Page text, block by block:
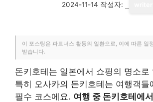
2024-11-14 작성자:
이 포스팅은 파트너스 활동의 일환으로, 이에 따른 일
받습니다.
돈키호테는 일본에서 쇼핑의 명소로
특히 오사카의 돈키호테는 여행객들
필수 코스에요. 여행 중 돈키호테에